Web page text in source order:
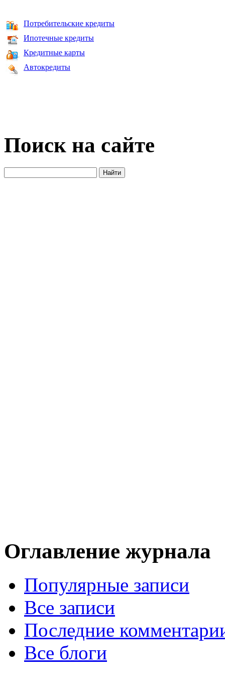
Потребительские кредиты
Ипотечные кредиты
Кредитные карты
Автокредиты
Поиск на сайте
Оглавление журнала
Популярные записи
Все записи
Последние
Все блоги